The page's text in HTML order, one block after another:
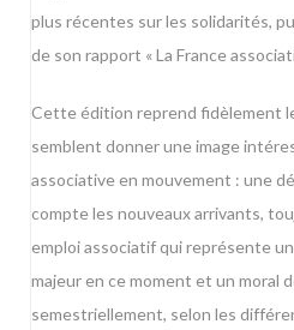
plus récentes sur les solidarités,
de son rapport « La France
Cette édition reprend fidèlement
semblent donner une image
associative en mouvement : une
compte les nouveaux arrivants,
emploi associatif qui représente
majeur en ce moment et un moral
semestriellement, selon les